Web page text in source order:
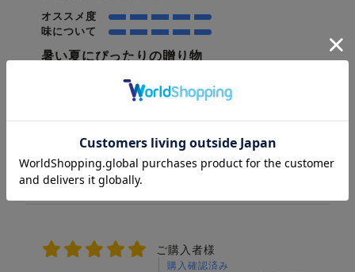
オススメ度
味について
暑い夏にぴったりの贈り物
関東で生活している兄への贈り物として選んだ冷茶セ
ットでしたが、大変珍しいお茶セットだったと、喜ん
役に立った 0
ご購入者様
購入確認済み